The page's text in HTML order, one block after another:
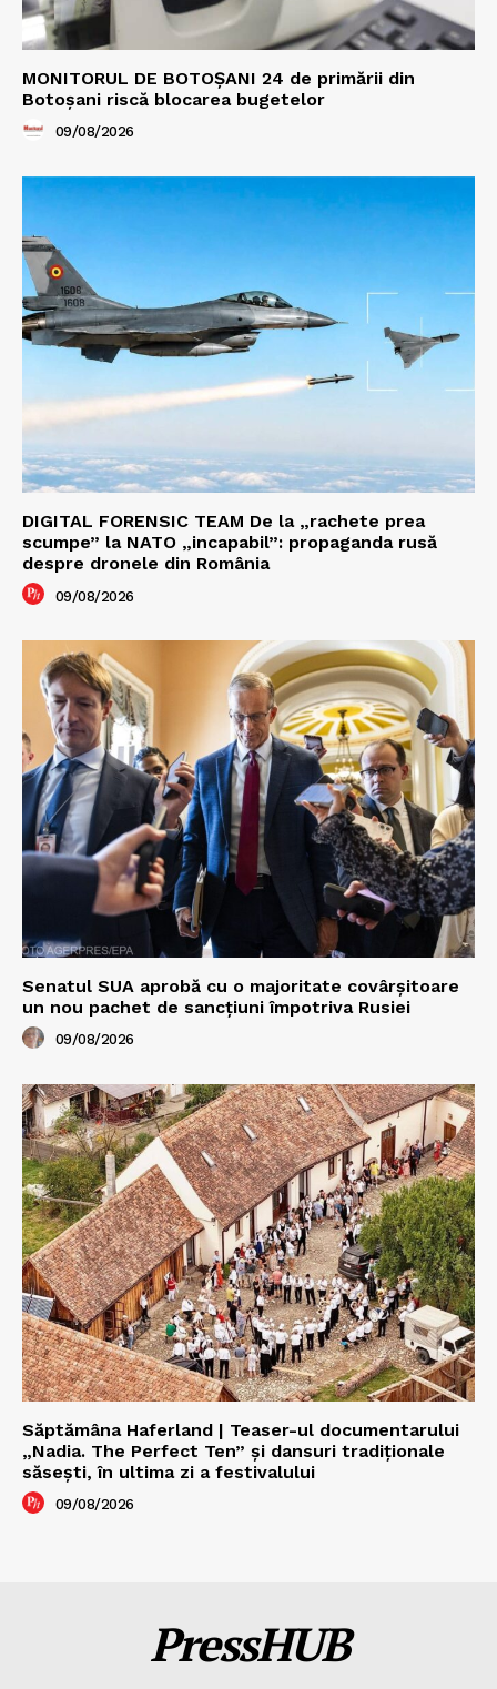
MONITORUL DE BOTOȘANI 24 de primării din
Botoșani riscă blocarea bugetelor
09/08/2026
DIGITAL FORENSIC TEAM De la „rachete prea
scumpe” la NATO „incapabil”: propaganda rusă
despre dronele din România
09/08/2026
Senatul SUA aprobă cu o majoritate covârșitoare
un nou pachet de sancțiuni împotriva Rusiei
09/08/2026
Săptămâna Haferland | Teaser-ul documentarului
„Nadia. The Perfect Ten” şi dansuri tradiţionale
săseşti, în ultima zi a festivalului
09/08/2026
PressHUB